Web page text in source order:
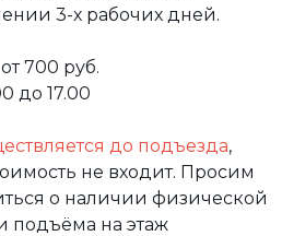
3-х рабочих дней.
700 руб.
до 17.00
до подъезда,
не входит. Просим
о наличии физической
подъёма на этаж